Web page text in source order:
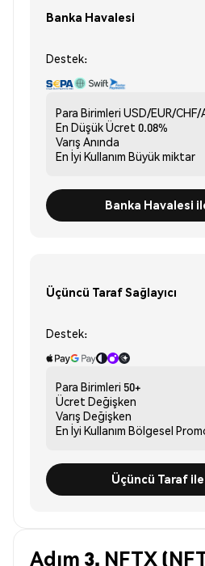
Banka Havalesi
Destek:
Para Birimleri USD/EUR/CHF/
En Düşük Ücret 0.08%
Varış Anında
En İyi Kullanım Büyük miktar
Banka Havalesi
Üçüncü Taraf Sağlayıcı
Destek:
Para Birimleri 50+
Ücret Değişken
Varış Değişken
En İyi Kullanım Bölgesel
Üçüncü Taraf ile
Adım 3. NFTX